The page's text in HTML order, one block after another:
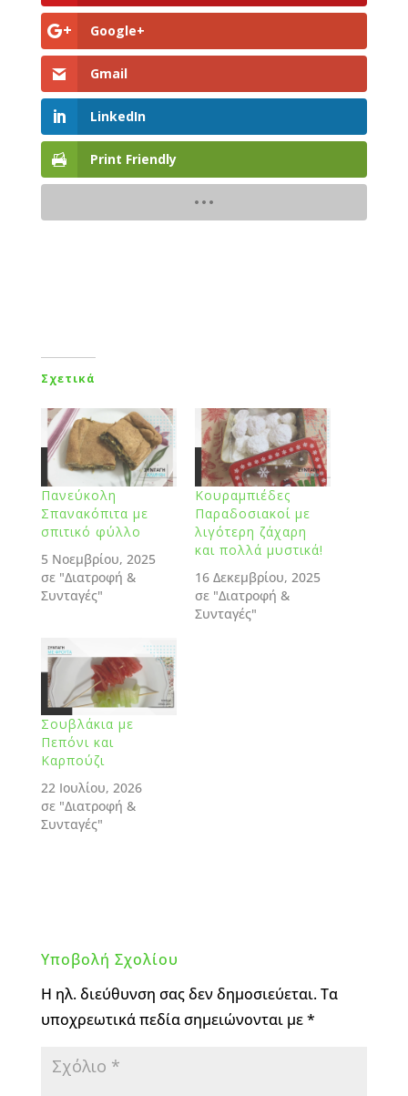
Google+
Gmail
LinkedIn
Print Friendly
Σχετικά
Πανεύκολη
Σπανακόπιτα με
σπιτικό φύλλο
5 Νοεμβρίου, 2025
σε "Διατροφή &
Συνταγές"
Κουραμπιέδες
Παραδοσιακοί με
λιγότερη ζάχαρη
και πολλά μυστικά!
16 Δεκεμβρίου, 2025
σε "Διατροφή &
Συνταγές"
Σουβλάκια με
Πεπόνι και
Καρπούζι
22 Ιουλίου, 2026
σε "Διατροφή &
Συνταγές"
Υποβολή Σχολίου
Η ηλ. διεύθυνση σας δεν δημοσιεύεται.Τα
υποχρεωτικά πεδία σημειώνονται με*